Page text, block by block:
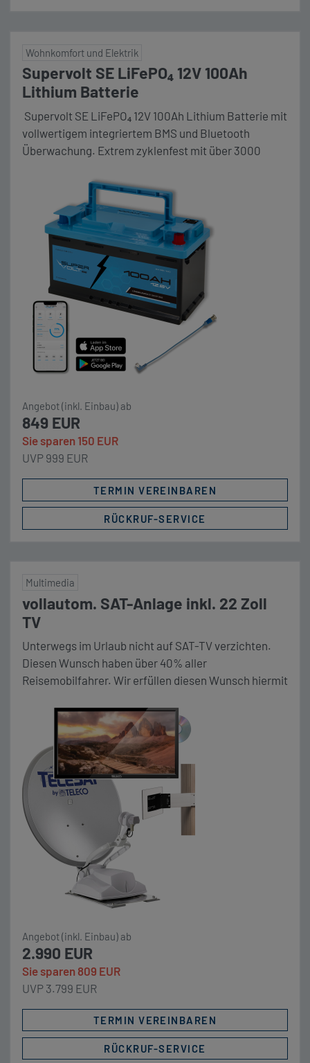
Wohnkomfort und Elektrik
Supervolt SE LiFePO₄ 12V 100Ah
Lithium Batterie
Supervolt SE LiFePO₄ 12V 100Ah Lithium Batterie mit
vollwertigem integriertem BMS und Bluetooth
Überwachung. Extrem zyklenfest mit über 3000
353 x 175 x 190 mm Unser Komplettpaket Die Vorteile
im Überblick: 💪 Konstante Power: 160 A
Dauerstrom (≈ 2 kW) und 250 A Spitzenstrom – ideal
für Wechselrichter, Kaffeemaschinen und andere
starke Verbraucher. Preishinweis: Aufgrund der […]
Angebot (inkl. Einbau) ab
849 EUR
Sie sparen 150 EUR
UVP 999 EUR
TERMIN VEREINBAREN
RÜCKRUF-SERVICE
Multimedia
vollautom. SAT-Anlage inkl. 22 Zoll
TV
Unterwegs im Urlaub nicht auf SAT-TV verzichten.
Diesen Wunsch haben über 40% aller
Reisemobilfahrer. Wir erfüllen diesen Wunsch hiermit
Reisen entwickelte vollautomatische SAT Anlage
TELECO Telesat BT 65 Smart, erfüllt diese speziellen
Anforderungen. Sie richtet sich vollautomatisch aus
und verfügt über Bluetooth und eine entsprechende
Update Funktion, […]
Angebot (inkl. Einbau) ab
2.990 EUR
Sie sparen 809 EUR
UVP 3.799 EUR
TERMIN VEREINBAREN
RÜCKRUF-SERVICE